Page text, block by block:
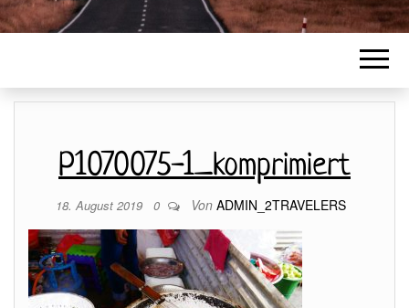
P1070075-1_komprimiert
18. August 2019 0 Von ADMIN_2TRAVELERS